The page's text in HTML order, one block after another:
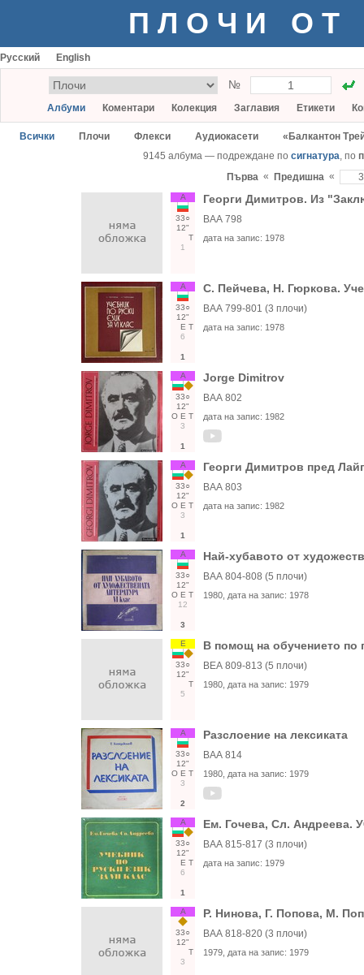
ПЛОЧИ ОТ
Русский English
№
Албуми Коментари Колекция Заглавия Етикети
Всички Плочи Флекси Аудиокасети
«Балкантон
9145 албума — подреждане по сигнатура, по
Първа « Предишна «
А
33○
12"
Т
1
Георги Димитров. Из
ВАА 798
дата на запис: 1978
А
33○
12"
Е Т
6
1
С. Пейчева, Н. Гюркова.
ВАА 799-801 (3 плочи)
дата на запис: 1978
А
33○
12"
О Е Т
3
1
Jorge Dimitrov
ВАА 802
дата на запис: 1982
А
33○
12"
О Е Т
3
1
Георги Димитров пред
ВАА 803
дата на запис: 1982
А
33○
12"
О Е Т
12
3
Най-хубавото от
ВАА 804-808 (5 плочи)
1980 , дата на запис: 1978
Е
33○
12"
Т
5
В помощ на обучението по
ВЕА 809-813 (5 плочи)
1980 , дата на запис: 1979
А
33○
12"
О Е Т
3
2
Разслоение на лексиката
ВАА 814
1980 , дата на запис: 1979
А
33○
12"
Е Т
6
1
Ем. Гочева, Сл. Андреева.
ВАА 815-817 (3 плочи)
дата на запис: 1979
А
33○
12"
Т
3
Р. Нинова, Г. Попова, М.
ВАА 818-820 (3 плочи)
1979 , дата на запис: 1979